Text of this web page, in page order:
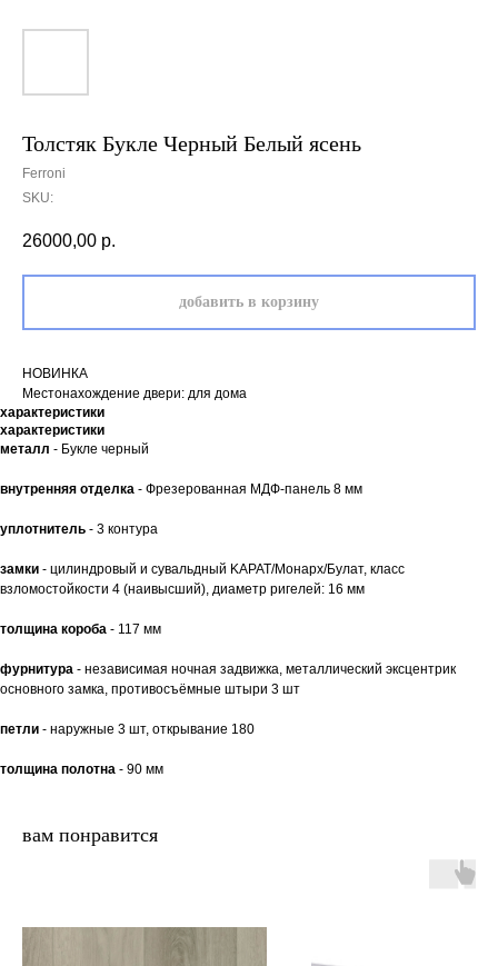
Толстяк Букле Черный Белый ясень
Ferroni
SKU:
26000,00 р.
добавить в корзину
НОВИНКА
Местонахождение двери: для дома
характеристики
характеристики
металл - Букле черный
внутренняя отделка - Фрезерованная МДФ-панель 8 мм
уплотнитель - 3 контура
замки - цилиндровый и сувальдный KАРАТ/Монарх/Булат, класс
взломостойкости 4 (наивысший), диаметр ригелей: 16 мм
толщина короба - 117 мм
фурнитура - независимая ночная задвижка, металлический эксцентрик
основного замка, противосъёмные штыри 3 шт
петли - наружные 3 шт, открывание 180
толщина полотна - 90 мм
вам понравится